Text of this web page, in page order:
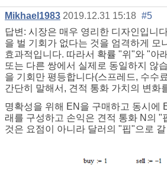
Mikhael1983 2019.12.31 15:18 #5
답변: 시장은 매우 영리한 디자인입니
을 벌 기회가 없다는 것을 엄격하게 모
효과적입니다. 따라서 확률 "위"와 "아
또는 다른 쌍에서 실제로 동일하지 않
을 기회만 평등합니다(스프레드, 수수
간단히 말해서, 견적 통화 가치의 변화
명확성을 위해 EN을 구매하고 동시에
래를 구성하고 손익은 견적 통화 N의 "
것은 요점이 아니라 달러의 "핍"으로